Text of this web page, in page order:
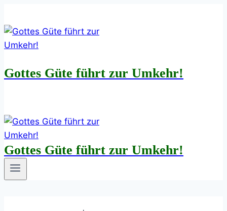
Inhalt
springen
Gottes Güte führt zur Umkehr!
Gottes Güte führt zur Umkehr!